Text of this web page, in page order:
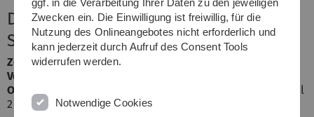
Die dunkle Sonne - die
Sonnenfinsternisse 2026 und 2027
Zeit:
Montag, 13. Juli 2026, 18:30 - 20:00 Uhr
Veranstalter:
Ort:
Albert-Einstein-Allee 11, O25, Hörsaal
2 oder online
ggf. in die Verarbeitung Ihrer Daten zu den jeweiligen
Zwecken ein. Die Einwilligung ist freiwillig, für die
Nutzung des Onlineangebotes nicht erforderlich und
kann jederzeit durch Aufruf des Consent Tools
widerrufen werden.
Notwendige Cookies